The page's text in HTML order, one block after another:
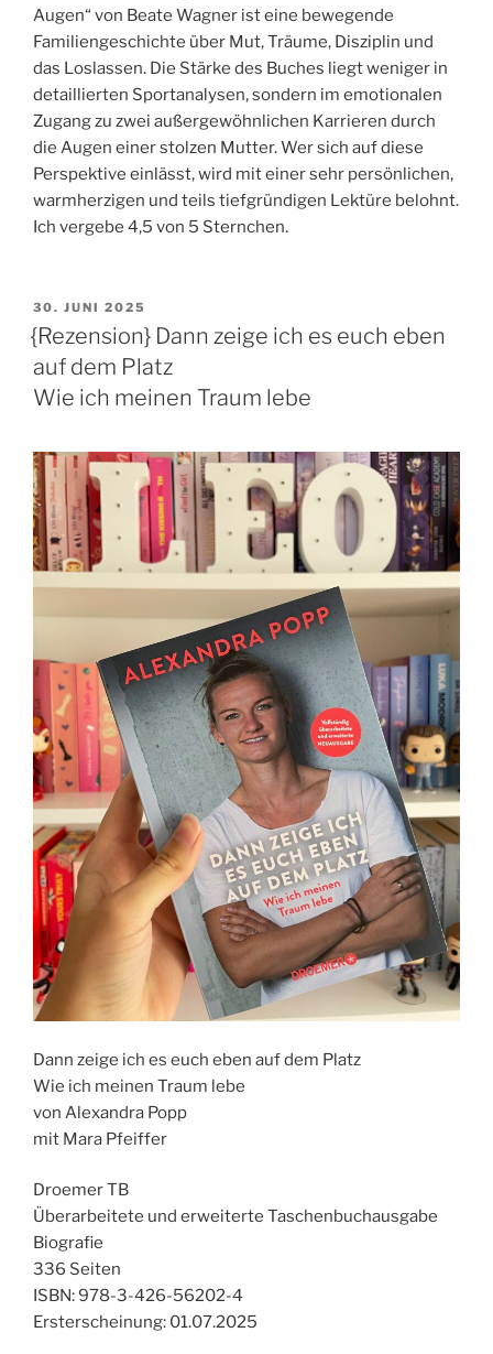
Augen“ von Beate Wagner ist eine bewegende
Familiengeschichte über Mut, Träume, Disziplin und
das Loslassen. Die Stärke des Buches liegt weniger in
detaillierten Sportanalysen, sondern im emotionalen
Zugang zu zwei außergewöhnlichen Karrieren durch
die Augen einer stolzen Mutter. Wer sich auf diese
Perspektive einlässt, wird mit einer sehr persönlichen,
warmherzigen und teils tiefgründigen Lektüre belohnt.
Ich vergebe 4,5 von 5 Sternchen.
VERÖFFENTLICHT
AM
30. JUNI 2025
{Rezension} Dann zeige ich es euch eben
auf dem Platz
Wie ich meinen Traum lebe
Dann zeige ich es euch eben auf dem Platz
Wie ich meinen Traum lebe
von Alexandra Popp
mit Mara Pfeiffer
Droemer TB
Überarbeitete und erweiterte Taschenbuchausgabe
Biografie
336 Seiten
ISBN: 978-3-426-56202-4
Ersterscheinung: 01.07.2025